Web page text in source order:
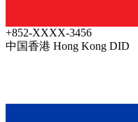
+852-XXXX-3456
中国香港 Hong Kong DID